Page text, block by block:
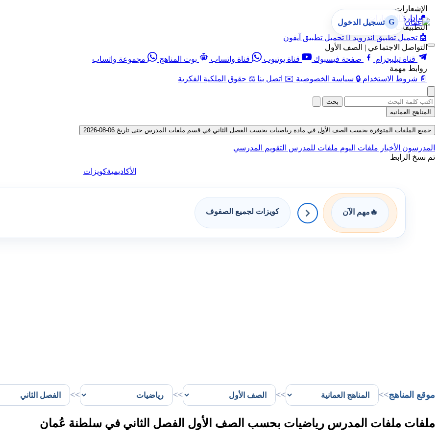
الإشعارات
🔔 إدارة الإشعارات
التطبيقات
🤖 تحميل تطبيق أندرويد  تحميل تطبيق آيفون
التواصل الاجتماعي | الصف الأول
قناة تيليجرام
صفحة فيسبوك قناة يوتيوب قناة واتساب بوت المناهج
مجموعة واتساب
روابط مهمة
📄 شروط الاستخدام 🔒 سياسة الخصوصية ✉️ اتصل بنا ⚖️ حقوق الملكية الفكرية
G تسجيل الدخول
بحث
المناهج العمانية
جميع الملفات المتوفرة بحسب الصف الأول في مادة رياضيات بحسب الفصل الثاني في قسم ملفات المدرس حتى تاريخ 06-08-2026
المدرسون الأخبار ملفات اليوم ملفات للمدرس التقويم المدرسي
تم نسخ الرابط
الأكاديميةكويزات
🔥 مهم الآن كويزات لجميع الصفوف
موقع المناهج>>
>>
>>
>>
ملفات ملفات المدرس رياضيات بحسب الصف الأول الفصل الثاني في سلطنة عُمان